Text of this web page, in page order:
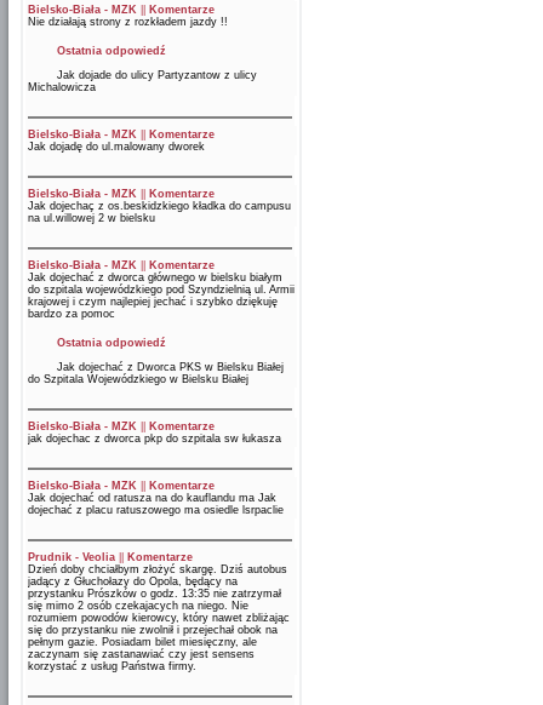
Bielsko-Biała - MZK
Komentarze
Nie działają strony z rozkładem jazdy !!
Ostatnia odpowiedź
Jak dojade do ulicy Partyzantow z ulicy
Michalowicza
Bielsko-Biała - MZK
Komentarze
Jak dojadę do ul.malowany dworek
Bielsko-Biała - MZK
Komentarze
Jak dojechaç z os.beskidzkiego kładka do campusu
na ul.willowej 2 w bielsku
Bielsko-Biała - MZK
Komentarze
Jak dojechać z dworca głównego w bielsku białym
do szpitala wojewódzkiego pod Szyndzielnią ul. Armii
krajowej i czym najlepiej jechać i szybko dziękuję
bardzo za pomoc
Ostatnia odpowiedź
Jak dojechać z Dworca PKS w Bielsku Białej
do Szpitala Wojewódzkiego w Bielsku Białej
Bielsko-Biała - MZK
Komentarze
jak dojechac z dworca pkp do szpitala sw łukasza
Bielsko-Biała - MZK
Komentarze
Jak dojechać od ratusza na do kauflandu ma Jak
dojechać z placu ratuszowego ma osiedle lsrpaclie
Prudnik - Veolia
Komentarze
Dzień doby chciałbym złożyć skargę. Dziś autobus
jadący z Głuchołazy do Opola, będący na
przystanku Prószków o godz. 13:35 nie zatrzymał
się mimo 2 osób czekajacych na niego. Nie
rozumiem powodów kierowcy, który nawet zbliżając
się do przystanku nie zwolnił i przejechał obok na
pełnym gazie. Posiadam bilet miesięczny, ale
zaczynam się zastanawiać czy jest sensens
korzystać z usług Państwa firmy.